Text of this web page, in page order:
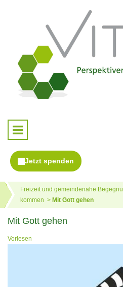
Freizeit und gemeindenahe
kommen
Mit Gott gehen
Mit Gott gehen
Vorlesen